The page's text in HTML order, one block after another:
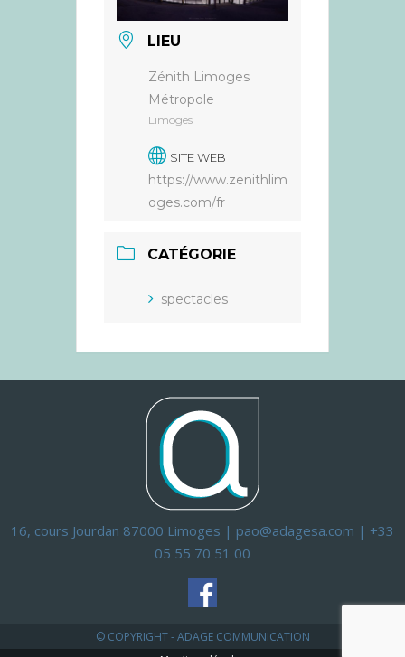
LIEU
Zénith Limoges
Métropole
Limoges
SITE WEB
https://www.zenithlim
oges.com/fr
CATÉGORIE
spectacles
16, cours Jourdan 87000 Limoges | pao@adagesa.com | +33
05 55 70 51 00
© COPYRIGHT - ADAGE COMMUNICATION